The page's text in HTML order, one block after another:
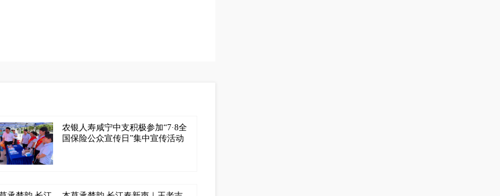
农银人寿咸宁中支积极参加“7·8全
国保险公众宣传日”集中宣传活动